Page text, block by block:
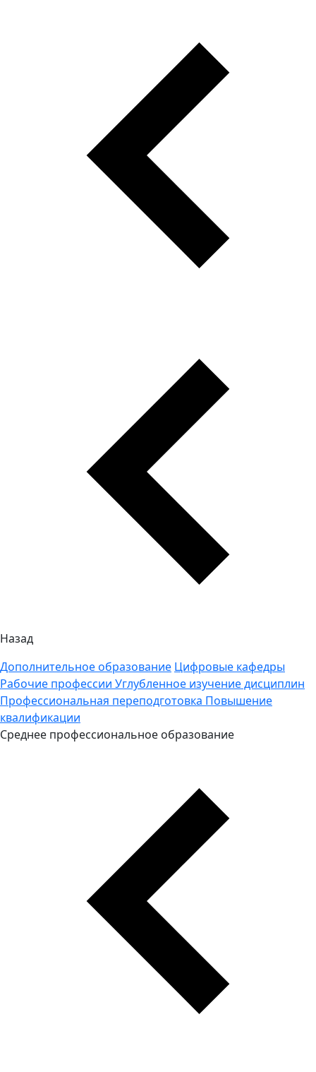
Назад
Дополнительное образование Цифровые кафедры
Рабочие профессии Углубленное изучение дисциплин
Профессиональная переподготовка Повышение
квалификации
Среднее профессиональное образование